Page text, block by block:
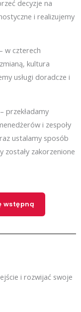
decyzje na
i realizujemy
w czterech
kultura
usługi doradcze i
przekładamy
i zespoły
ustalamy sposób
zakorzenione
wstępną
i rozwijać swoje